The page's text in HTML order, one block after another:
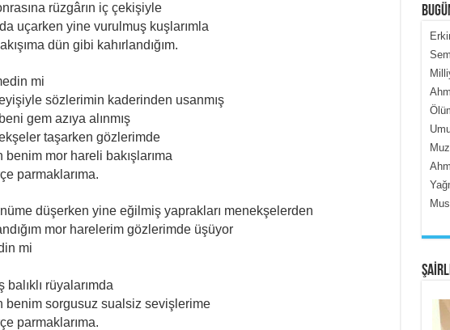
rüzgârın iç çekişiyle
uçarken yine vurulmuş kuşlarımla
dün gibi kahırlandığım.
mi
sözlerimin kaderinden usanmış
gem azıya alınmış
taşarken gözlerimde
benim mor hareli bakışlarıma
parmaklarıma.
düşerken yine eğilmiş yaprakları menekşelerden
mor harelerim gözlerimde üşüyor
mi
rüyalarımda
benim sorgusuz sualsiz sevişlerime
parmaklarıma.